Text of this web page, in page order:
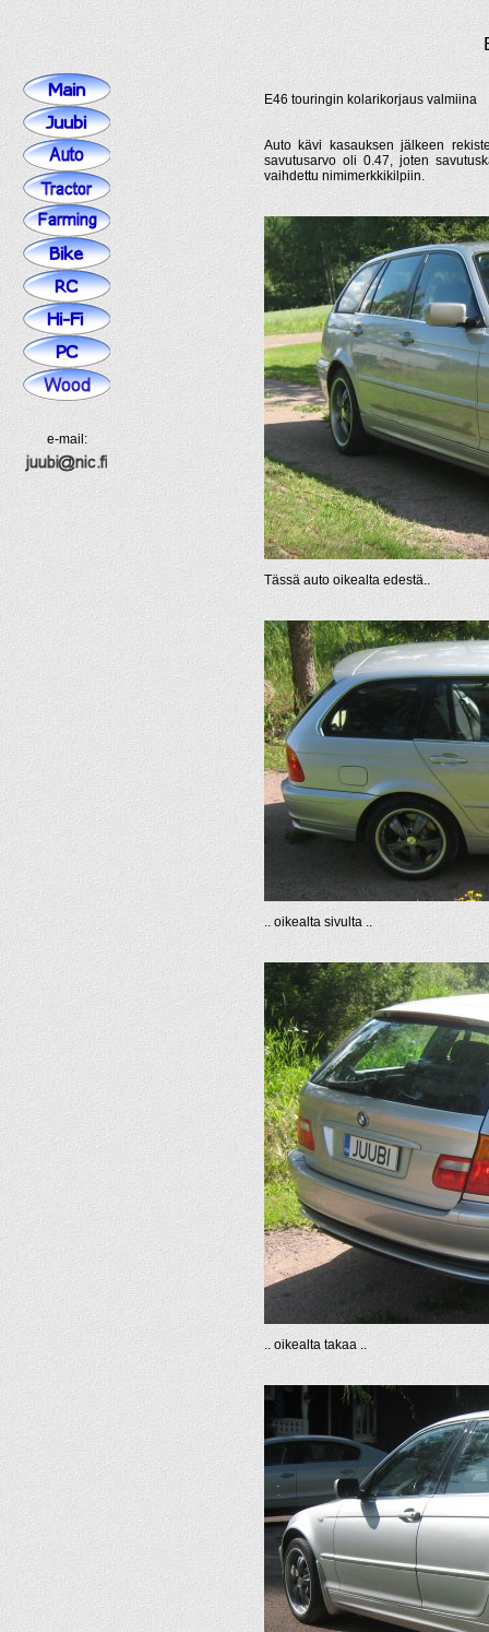
e-mail:
E46 touringin kolarikorjaus valmiina
Auto kävi kasauksen jälkeen
savutusarvo oli 0.47, joten
vaihdettu nimimerkkikilpiin.
Tässä auto oikealta edestä..
.. oikealta sivulta ..
.. oikealta takaa ..